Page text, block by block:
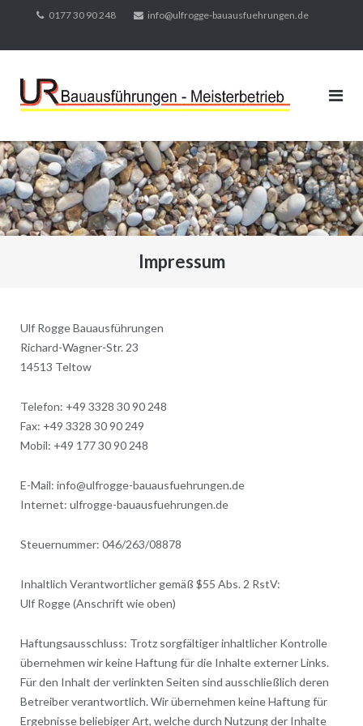
Inhalt
0177 30 90 248 info@ulfrogge-bauausfuehrungen.de
Impressum
Ulf Rogge Bauausführungen
Richard-Wagner-Str. 23
14513 Teltow
Telefon: +49 3328 30 90 248
Fax: +49 3328 30 90 249
Mobil: +49 177 30 90 248
E-Mail: info@ulfrogge-bauausfuehrungen.de
Internet: ulfrogge-bauausfuehrungen.de
Steuernummer: 046/263/08878
Inhaltlich Verantwortlicher gemäß $55 Abs. 2 RstV:
Ulf Rogge (Anschrift wie oben)
Haftungsausschluss: Trotz sorgfältiger inhaltlicher Kontrolle
übernehmen wir keine Haftung für die Inhalte externer Links.
Für den Inhalt der verlinkten Seiten sind ausschließlich deren
Betreiber verantwortlich. Wir übernehmen keine Haftung für
Ergebnisse beliebiger Art, welche durch Nutzung der Inhalte